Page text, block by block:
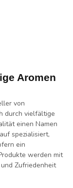
Aromen
von
durch vielfältige
einen Namen
spezialisiert,
ein
werden mit
und Zufriedenheit